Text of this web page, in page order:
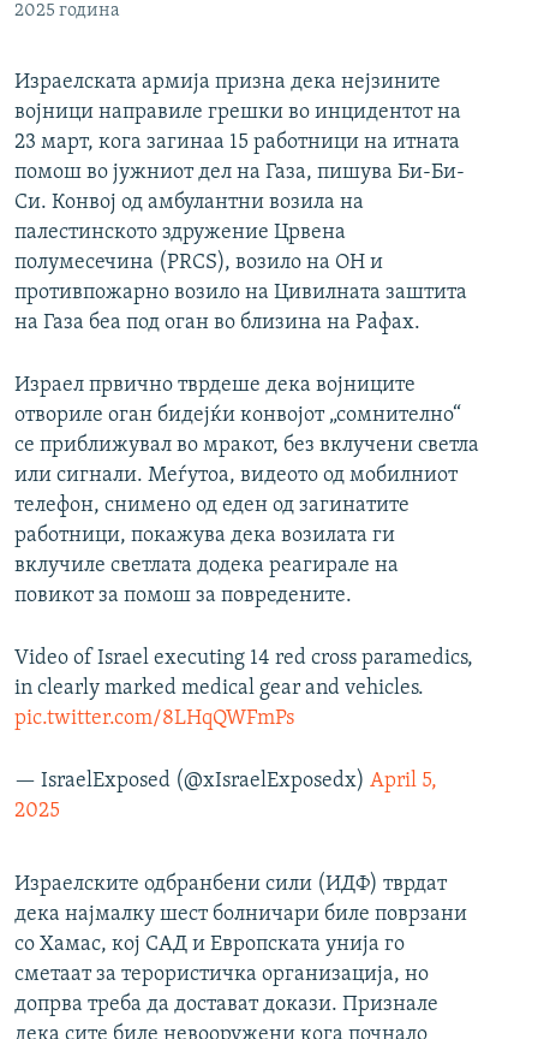
2025 година
Израелската армија призна дека нејзините
војници направиле грешки во инцидентот на
23 март, кога загинаа 15 работници на итната
помош во јужниот дел на Газа, пишува Би-Би-
Си. Конвој од амбулантни возила на
палестинското здружение Црвена
полумесечина (PRCS), возило на ОН и
противпожарно возило на Цивилната заштита
на Газа беа под оган во близина на Рафах.
Израел првично тврдеше дека војниците
отвориле оган бидејќи конвојот „сомнително“
се приближувал во мракот, без вклучени светла
или сигнали. Меѓутоа, видеото од мобилниот
телефон, снимено од еден од загинатите
работници, покажува дека возилата ги
вклучиле светлата додека реагирале на
повикот за помош за повредените.
Video of Israel executing 14 red cross paramedics,
in clearly marked medical gear and vehicles.
pic.twitter.com/8LHqQWFmPs
— IsraelExposed (@xIsraelExposedx) April 5,
2025
Израелските одбранбени сили (ИДФ) тврдат
дека најмалку шест болничари биле поврзани
со Хамас, кој САД и Европската унија го
сметаат за терористичка организација, но
допрва треба да достават докази. Признале